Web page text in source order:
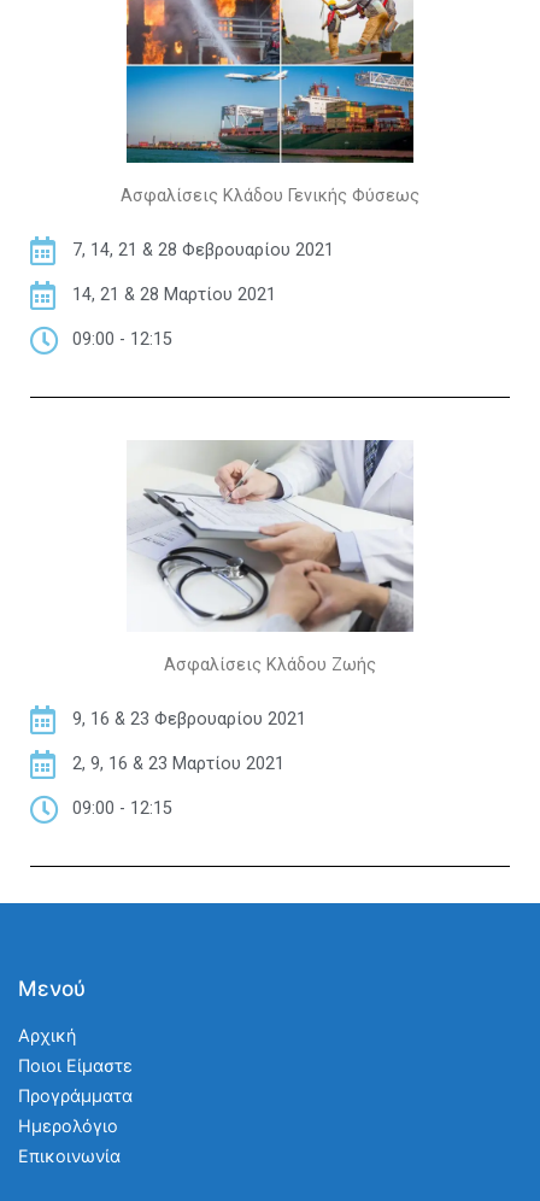
Ασφαλίσεις Κλάδου Γενικής Φύσεως
7, 14, 21 & 28 Φεβρουαρίου 2021​
14, 21 & 28 Μαρτίου 2021​
09:00 - 12:15
Ασφαλίσεις Κλάδου Ζωής
9, 16 & 23 Φεβρουαρίου 2021
2, 9, 16 & 23 Μαρτίου 2021
09:00 - 12:15
Μενού
Αρχική
Ποιοι Είμαστε
Προγράμματα
Ημερολόγιο
Επικοινωνία